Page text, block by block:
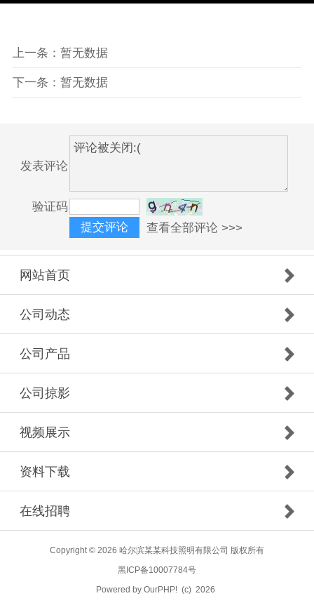
上一条：暂无数据
下一条：暂无数据
发表评论
验证码
查看全部评论 >>>
网站首页
公司动态
公司产品
公司掠影
视频展示
资料下载
在线招聘
Copyright © 2026 哈尔滨某某科技照明有限公司 版权所有
黑ICP备10007784号
Powered byOurPHP! (c) 2026